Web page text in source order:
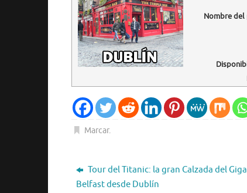
Nombre
Marcar.
Tour del Titanic: la gran Calzada del
Belfast desde Dublín